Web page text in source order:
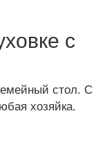
с
стол. С
хозяйка.